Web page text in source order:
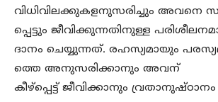
വിധിവിലക്കുകളനുസരിച്ചും അവനെ
പ്പെട്ടും ജീവിക്കുന്നതിനുള്ള
ദാനം ചെയ്യുന്നത്. രഹസ്യമായും
ത്തെ അനുസരിക്കാനും അവന്
കീഴ്പ്പെട്ട് ജീവിക്കാനും